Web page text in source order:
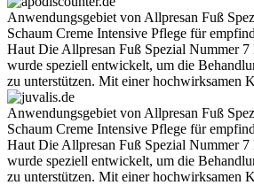
Anwendungsgebiet von Allpresan Fuß
Schaum Creme Intensive Pflege für
Haut Die Allpresan Fuß Spezial Nummer 7
wurde speziell entwickelt, um die
zu unterstützen. Mit einer hochwirksamen
Anwendungsgebiet von Allpresan Fuß
Schaum Creme Intensive Pflege für
Haut Die Allpresan Fuß Spezial Nummer 7
wurde speziell entwickelt, um die
zu unterstützen. Mit einer hochwirksamen